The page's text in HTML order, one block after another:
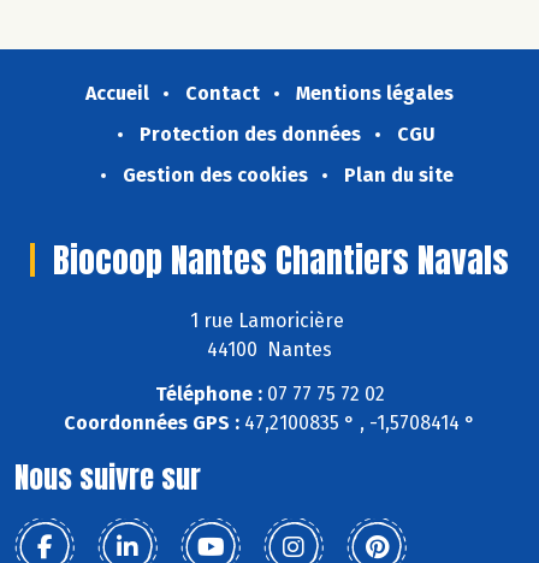
Accueil Contact
Mentions légales
Protection des données
CGU
Gestion des cookies
Plan du site
Biocoop Nantes Chantiers Navals
1 rue Lamoricière
44100 Nantes
Téléphone :07 77 75 72 02
Coordonnées GPS : 47,2100835 ° , -1,5708414 °
Nous suivre sur